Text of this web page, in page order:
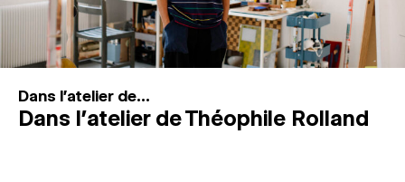
Connexion
Dans l'atelier de...
Dans l’atelier de Théophile Rolland